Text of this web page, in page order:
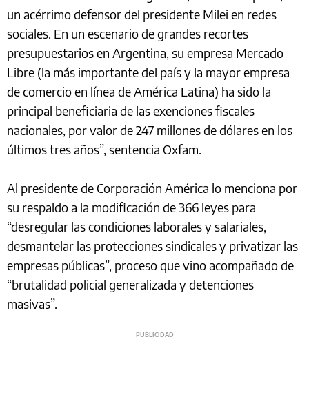
un acérrimo defensor del presidente Milei en redes
sociales. En un escenario de grandes recortes
presupuestarios en Argentina, su empresa Mercado
Libre (la más importante del país y la mayor empresa
de comercio en línea de América Latina) ha sido la
principal beneficiaria de las exenciones fiscales
nacionales, por valor de 247 millones de dólares en los
últimos tres años”, sentencia Oxfam.
Al presidente de Corporación América lo menciona por
su respaldo a la modificación de 366 leyes para
“desregular las condiciones laborales y salariales,
desmantelar las protecciones sindicales y privatizar las
empresas públicas”, proceso que vino acompañado de
“brutalidad policial generalizada y detenciones
masivas”.